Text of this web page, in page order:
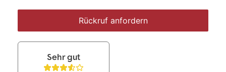
Rückruf anfordern